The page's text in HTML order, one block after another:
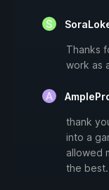
Thanks
work as
thank
into a
allowed
the best.